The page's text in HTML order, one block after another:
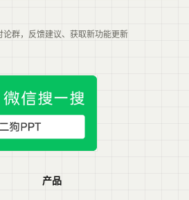
论群，反馈建议、获取新功能更新
产品